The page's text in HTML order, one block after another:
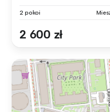
2 pokoi
2 600 zł